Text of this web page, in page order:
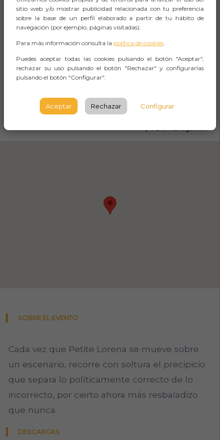
SOBRE EL EVENTO
Cada vez que Petite Lorena se mueve sobre
un escenario, recorre con soltura el precipicio
que separa lo políticamente correcto de lo
incorrecto, por cierto ahora más resbaladizo
que nunca.
DESCARGAS
Albert Einsteins, S/n
Sevilla
Observaciones
CÓMO LLEGAR
Abrir Navegación
sitio web y/o mostrar publicidad relacionada con tu preferencia
sobre la base de un perfil elaborado a partir de tu hábito de
navegación (por ejemplo, páginas visitadas).
Para más información consulta la política de cookies.
Puedes aceptar todas las cookies pulsando el botón "Aceptar",
rechazar su uso pulsando el botón "Rechazar" y configurarlas
pulsando el botón "Configurar".
Aceptar Rechazar Configurar